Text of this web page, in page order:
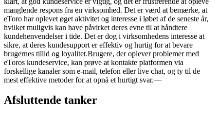
manglende respons fra en virksomhed. Det er værd at bemærke, at
eToro har oplevet øget aktivitet og interesse i løbet af de seneste år,
hvilket muligvis kan have påvirket deres evne til at håndtere
kundehenvendelser i tide. Det er dog i virksomhedens interesse at
sikre, at deres kundesupport er effektiv og hurtig for at bevare
brugernes tillid og loyalitet.Brugere, der oplever problemer med
eToros kundeservice, kan prøve at kontakte platformen via
forskellige kanaler som e-mail, telefon eller live chat, og ty til de
mest effektive metoder for at opnå et hurtigt svar.—
Afsluttende tanker